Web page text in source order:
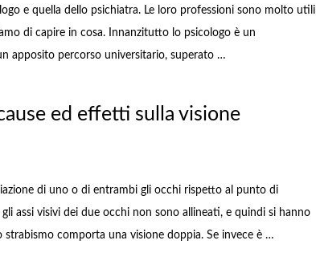
e quella dello psichiatra. Le loro professioni sono molto utili
di capire in cosa. Innanzitutto lo psicologo è un
apposito percorso universitario, superato …
ed effetti sulla visione
di uno o di entrambi gli occhi rispetto al punto di
assi visivi dei due occhi non sono allineati, e quindi si hanno
strabismo comporta una visione doppia. Se invece è …